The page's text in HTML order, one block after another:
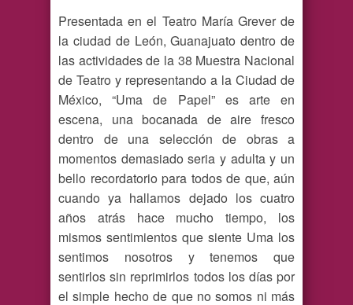
Presentada en el Teatro María Grever de
la ciudad de León, Guanajuato dentro de
las actividades de la 38 Muestra Nacional
de Teatro y representando a la Ciudad de
México, “Uma de Papel” es arte en
escena, una bocanada de aire fresco
dentro de una selección de obras a
momentos demasiado seria y adulta y un
bello recordatorio para todos de que, aún
cuando ya hallamos dejado los cuatro
años atrás hace mucho tiempo, los
mismos sentimientos que siente Uma los
sentimos nosotros y tenemos que
sentirlos sin reprimirlos todos los días por
el simple hecho de que no somos ni más